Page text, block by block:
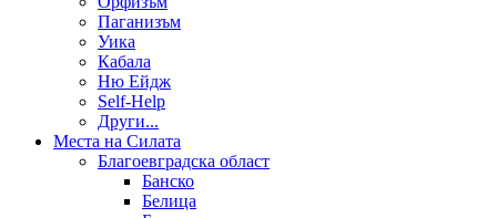
Паганизъм
Уика
Кабала
Ню Ейдж
Self-Help
Други...
Места на Силата
Благоевградска област
Банско
Белица